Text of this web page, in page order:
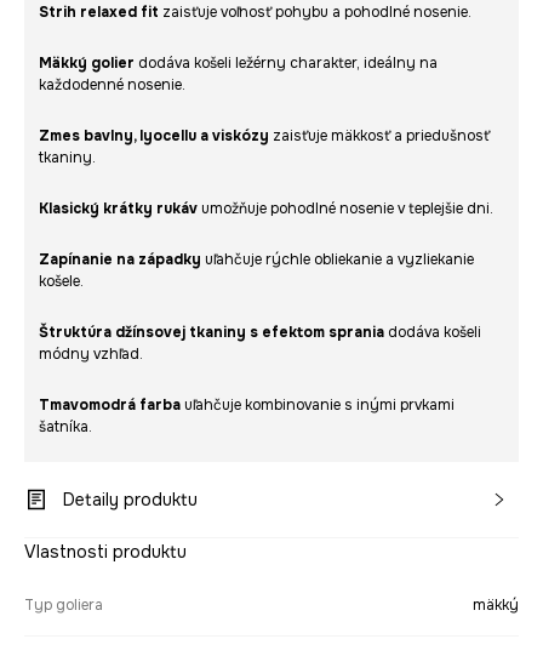
Strih relaxed fit zaisťuje voľnosť pohybu a pohodlné nosenie.
Mäkký golier dodáva košeli ležérny charakter, ideálny na
každodenné nosenie.
Zmes bavlny, lyocellu a viskózy zaisťuje mäkkosť a priedušnosť
tkaniny.
Klasický krátky rukáv umožňuje pohodlné nosenie v teplejšie dni.
Zapínanie na západky uľahčuje rýchle obliekanie a vyzliekanie
košele.
Štruktúra džínsovej tkaniny s efektom sprania dodáva košeli
módny vzhľad.
Tmavomodrá farba uľahčuje kombinovanie s inými prvkami
šatníka.
Detaily produktu
Vlastnosti produktu
Typ goliera mäkký